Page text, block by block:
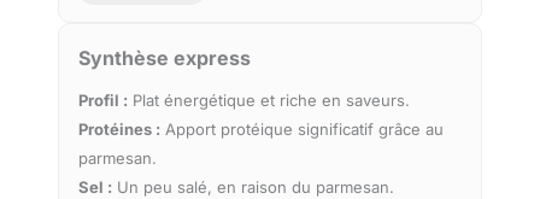
Synthèse express
Profil : Plat énergétique et riche en saveurs.
Protéines : Apport protéique significatif grâce au
parmesan.
Sel : Un peu salé, en raison du parmesan.